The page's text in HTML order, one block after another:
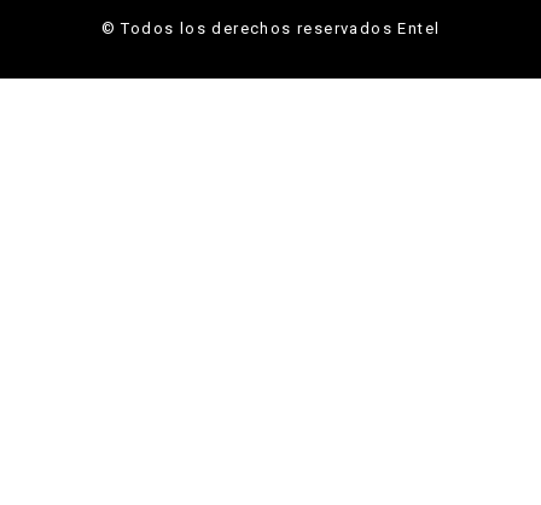
© Todos los derechos reservados Entel